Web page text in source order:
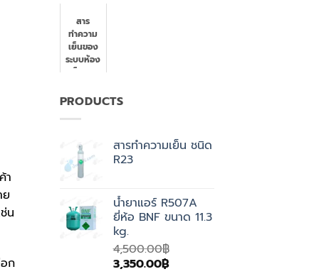
า
น
ก
แช่แข็ง
สาร
ทำความ
เย็นของ
ระบบห้อง
เย็นและ
ทำความ
PRODUCTS
สารทำความเย็น ชนิด
R23
น้ำยาแอร์ R507A
ยี่ห้อ BNF ขนาด 11.3
kg.
4,500.00฿
Original
3,350.00฿Current